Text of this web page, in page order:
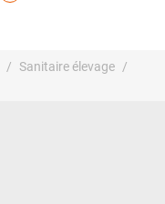
Sanitaire élevage